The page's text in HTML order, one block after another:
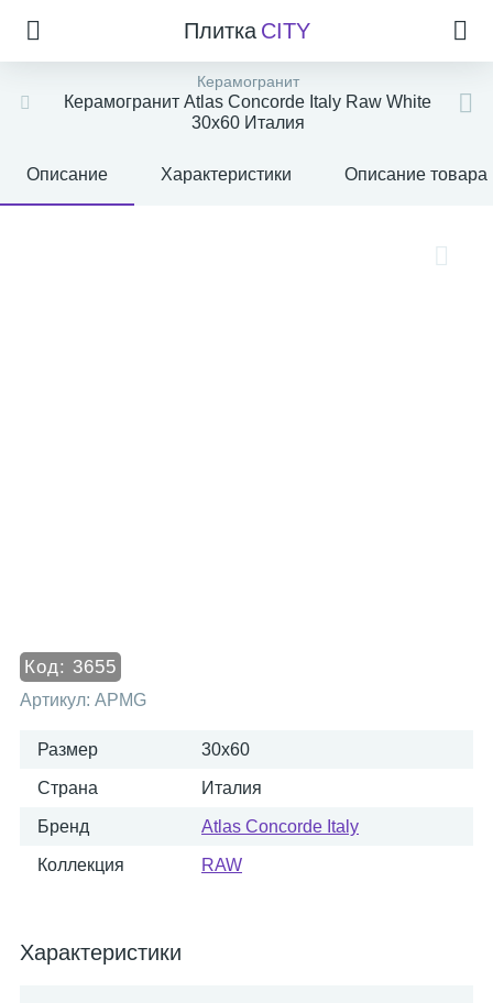
Плитка CITY
Керамогранит
Керамогранит Atlas Concorde Italy Raw White
30x60 Италия
Описание Характеристики Описание товара
Код: 3655
Артикул: APMG
Размер 30x60
Страна Италия
Бренд Atlas Concorde Italy
Коллекция RAW
Характеристики